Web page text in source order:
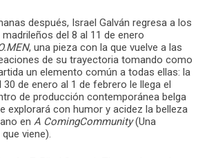
después, Israel Galván regresa a los
del 8 al 11 de enero
, una pieza con la que vuelve a las
de su trayectoria tomando como
un elemento común a todas ellas: la
30 de enero al 1 de febrero le llega el
de producción contemporánea belga
explorará con humor y acidez la belleza
en A ComingCommunity(Una
viene).